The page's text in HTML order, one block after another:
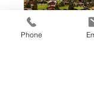
Phone